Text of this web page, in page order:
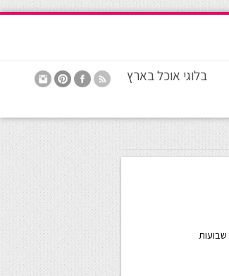
בלוגי אוכל בארץ
שבועות